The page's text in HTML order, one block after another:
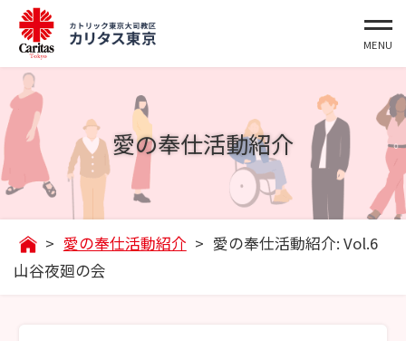
愛の奉仕活動紹介
> 愛の奉仕活動紹介 > 愛の奉仕活動紹介: Vol.6
山谷夜廻の会